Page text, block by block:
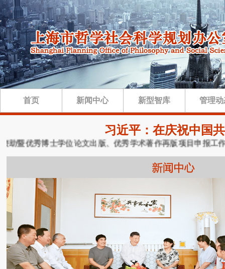
首页 新闻中心 新型智库 管理
习近平：在庆祝中国
优秀博士学位论文出版、优秀学术著作再版项目申报工作的通